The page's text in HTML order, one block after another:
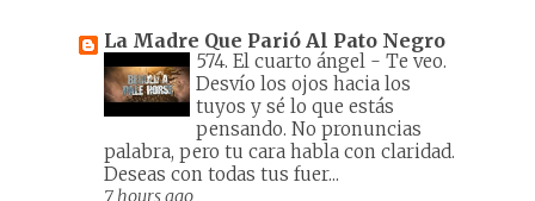
La Madre Que Parió Al Pato Negro
574. El cuarto ángel - Te veo.
Desvío los ojos hacia los
tuyos y sé lo que estás
pensando. No pronuncias
palabra, pero tu cara habla con claridad.
Deseas con todas tus fuer...
7 hours ago